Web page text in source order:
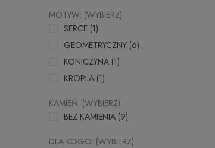
MOTYW: (WYBIERZ)
SERCE (1)
GEOMETRYCZNY (6)
KONICZYNA (1)
KROPLA (1)
KAMIEŃ: (WYBIERZ)
BEZ KAMIENIA (9)
DLA KOGO: (WYBIERZ)